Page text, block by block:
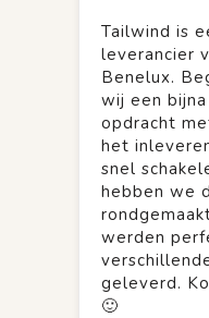
Tailwind is
leverancier
Benelux.
wij een
opdracht
het
snel
hebben we
werden
geleverd.
🙂